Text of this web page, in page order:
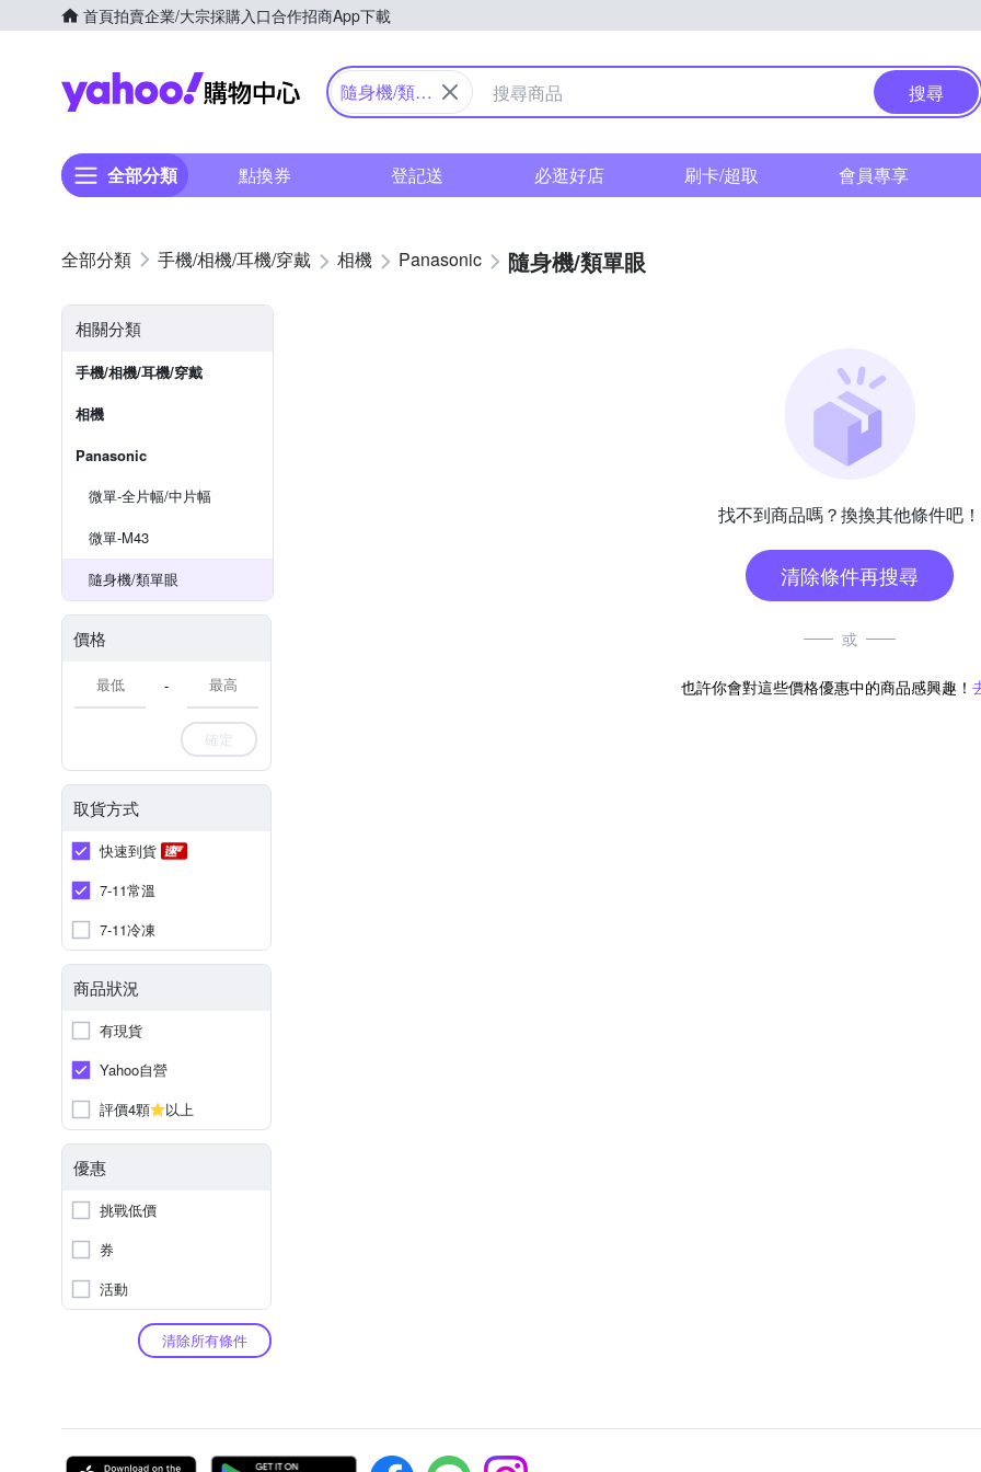
首頁拍賣企業/大宗採購入口合作招商App下載
Yahoo購物中心
隨身機/類單
搜尋
全部分類 點換券 登記送 必逛好店 刷卡/超取 會員專享
手機/相機/耳機/穿戴 相機 Panasonic 隨身機/類單眼
相關分類
手機/相機/耳機/穿戴
相機
Panasonic
微單-全片幅/中片幅
微單-M43
隨身機/類單眼
價格
-
確定
取貨方式
快速到貨
7-11常溫
7-11冷凍
商品狀況
有現貨
Yahoo自營
評價4顆
以上
優惠
挑戰低價
券
活動
清除所有條件
找不到商品嗎？換換其他條件吧！
清除條件再搜尋
或
也許你會對這些價格優惠中的商品感興趣！